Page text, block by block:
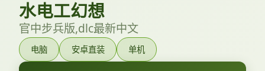
水电工幻想
官中步兵版,dlc最新中文
电脑 安卓直装 单机